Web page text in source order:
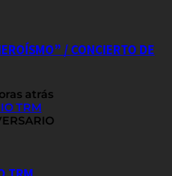
/ CONCIERTO DE
atrás
TRM